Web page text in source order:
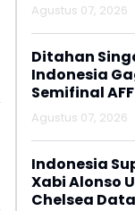
Agustus 07, 2026
Ditahan
Indonesia
Semifinal
Agustus 07, 2026
Indonesia
Xabi Alonso
Chelsea